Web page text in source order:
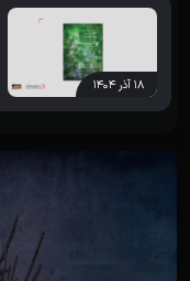
۱۸ آذر ۱۴۰۴